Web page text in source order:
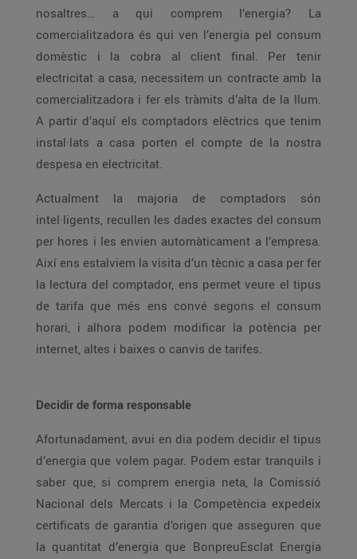
nosaltres… a qui comprem l’energia? La
comercialitzadora és qui ven l’energia pel consum
domèstic i la cobra al client final. Per tenir
electricitat a casa, necessitem un contracte amb la
comercialitzadora i fer els tràmits d’alta de la llum.
A partir d’aquí els comptadors elèctrics que tenim
instal·lats a casa porten el compte de la nostra
despesa en electricitat.
Actualment la majoria de comptadors són
intel·ligents, recullen les dades exactes del consum
per hores i les envien automàticament a l’empresa.
Així ens estalviem la visita d’un tècnic a casa per fer
la lectura del comptador, ens permet veure el tipus
de tarifa que més ens convé segons el consum
horari, i alhora podem modificar la potència per
internet, altes i baixes o canvis de tarifes.
Decidir de forma responsable
Afortunadament, avui en dia podem decidir el tipus
d’energia que volem pagar. Podem estar tranquils i
saber que, si comprem energia neta, la Comissió
Nacional dels Mercats i la Competència expedeix
certificats de garantia d’origen que asseguren que
la quantitat d’energia que BonpreuEsclat Energia